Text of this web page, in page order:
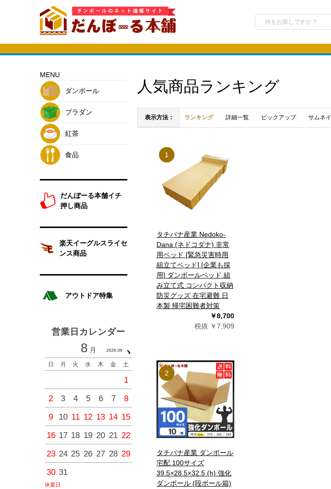
MENU
ダンボール
プラダン
紅茶
食品
だんぼーる本舗イチ
押し商品
楽天イーグルスライセ
ンス商品
アウトドア特集
営業日カレンダー
8 月 2026.09
日 月 火 水 木 金 土
1
2
3 4 5 6 7
8
9
10 11 12 13 14 15
16 17 18 19 20 21 22
23 24 25 26 27 28 29
30 31
月 火 水 木 金 土
1 2
5
7 8 9 10 11
12
14 15 16 18 19
21 22 23 24 25 26
28 29 30
休業日
人気商品ランキング
表示方法： ランキング 詳細一覧 ピックアップ サムネ
1
タチバナ産業 Nedoko-
Dana (ネドコダナ) 非常
用ベッド [緊急災害時用
組立てベッド] [企業も採
用] ダンボールベッド 組
み立て式 コンパクト収納
防災グッズ 在宅避難 日
本製 帰宅困難者対策
￥8,700
税抜 ￥7,909
2
タチバナ産業 ダンボール
宅配 100サイズ
39.5×28.5×32.5 (h) 強化
ダンボール (段ボール箱)